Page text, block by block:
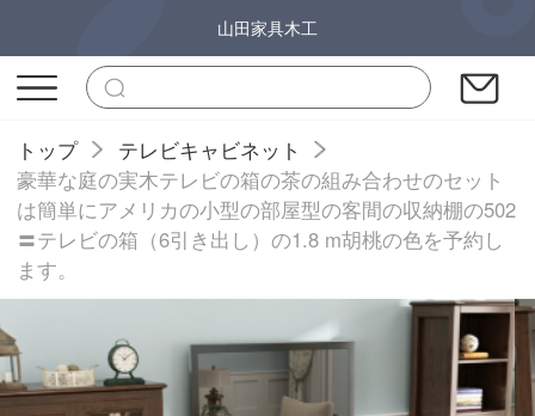
山田家具木工
トップ
テレビキャビネット
豪華な庭の実木テレビの箱の茶の組み合わせのセット
は簡単にアメリカの小型の部屋型の客間の収納棚の502
〓テレビの箱（6引き出し）の1.8 m胡桃の色を予約し
ます。